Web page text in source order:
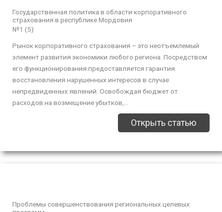
Государственная политика в области корпоративного
страхования в республике Мордовия
№1 (5)
Рынок корпоративного страхования – это неотъемлемый
элемент развития экономики любого региона. Посредством
его функционирования предоставляется гарантия
восстановления нарушенных интересов в случае
непредвиденных явлений. Освобождая бюджет от
расходов на возмещение убытков,...
Открыть статью
Проблемы совершенствования региональных целевых